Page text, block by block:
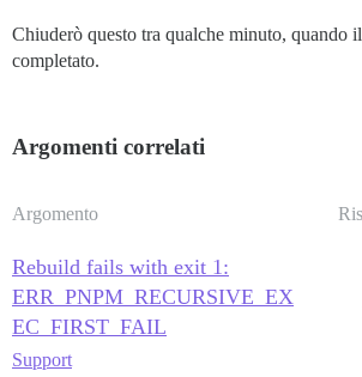
Chiuderò questo tra qualche minuto, quando
completato.
Argomenti correlati
Argomento
Rebuild fails with exit 1:
ERR_PNPM_RECURSIVE_EX
EC_FIRST_FAIL
Support